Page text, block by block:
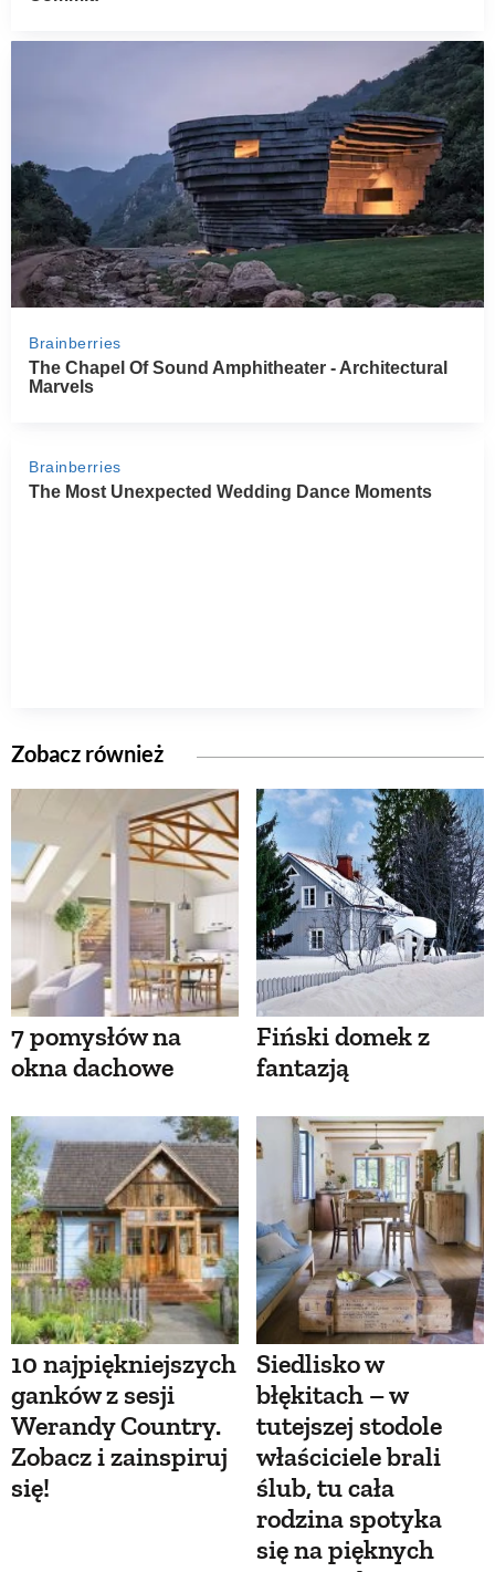
Zobacz również
7 pomysłów na
okna dachowe
Fiński domek z
fantazją
10 najpiękniejszych
ganków z sesji
Werandy Country.
Zobacz i zainspiruj
się!
Siedlisko w
błękitach – w
tutejszej stodole
właściciele brali
ślub, tu cała
rodzina spotyka
się na pięknych